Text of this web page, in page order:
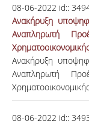
08-06-2022 id::
Ανακήρυξη
Αναπληρωτή
Ανακήρυξη
Αναπληρωτή
08-06-2022 id::